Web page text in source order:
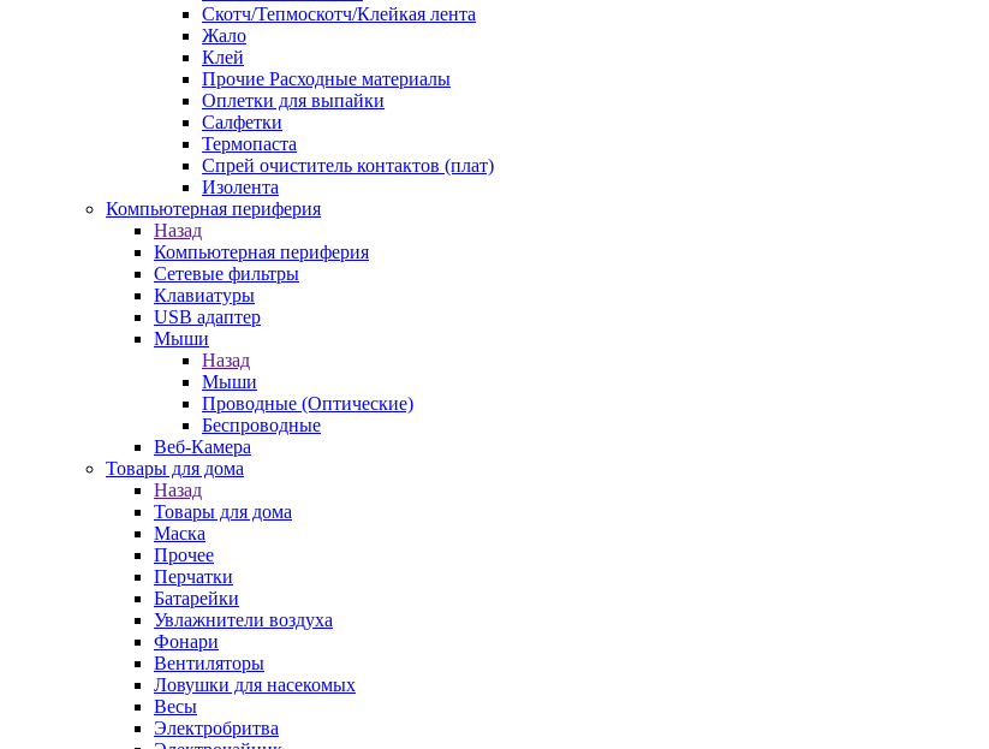
Скотч/Тепмоскотч/Клейкая лента
Жало
Клей
Прочие Расходные материалы
Оплетки для выпайки
Салфетки
Термопаста
Спрей очиститель контактов (плат)
Изолента
Компьютерная периферия
Назад
Компьютерная периферия
Сетевые фильтры
Клавиатуры
USB адаптер
Мыши
Назад
Мыши
Проводные (Оптические)
Беспроводные
Веб-Камера
Товары для дома
Назад
Товары для дома
Маска
Прочее
Перчатки
Батарейки
Увлажнители воздуха
Фонари
Вентиляторы
Ловушки для насекомых
Весы
Электробритва